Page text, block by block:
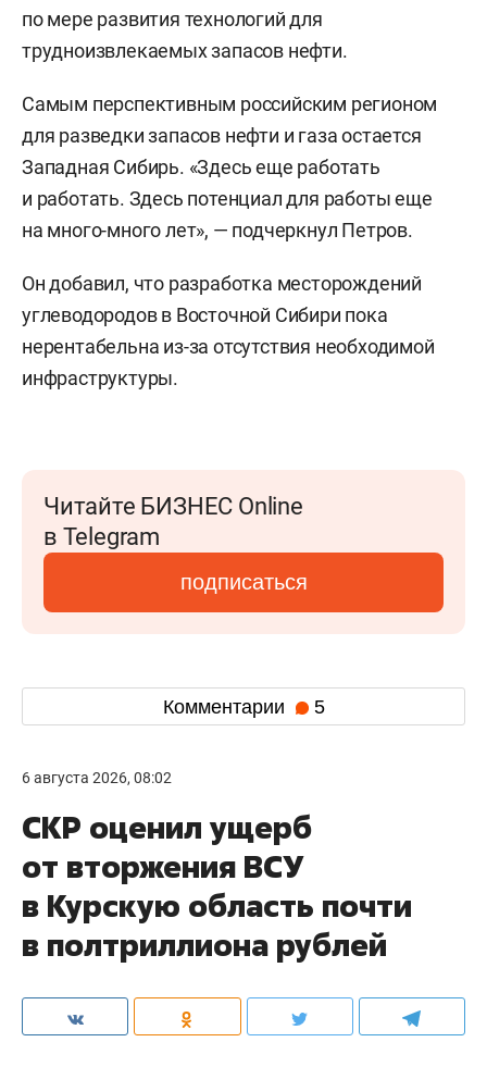
по мере развития технологий для
трудноизвлекаемых запасов нефти.
Самым перспективным российским регионом
для разведки запасов нефти и газа остается
Западная Сибирь. «Здесь еще работать
и работать. Здесь потенциал для работы еще
на много-много лет», — подчеркнул Петров.
Он добавил, что разработка месторождений
углеводородов в Восточной Сибири пока
нерентабельна из-за отсутствия необходимой
инфраструктуры.
Читайте БИЗНЕС Online
в Telegram
подписаться
Комментарии 5
6 августа 2026, 08:02
СКР оценил ущерб
от вторжения ВСУ
в Курскую область почти
в полтриллиона рублей